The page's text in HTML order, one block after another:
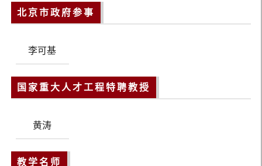
北京市政府参事
李可基
国家重大人才工程特聘教授
黄涛
教学名师